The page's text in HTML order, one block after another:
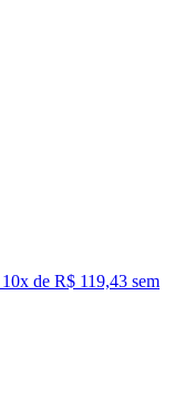
10x de R$ 119,43 sem